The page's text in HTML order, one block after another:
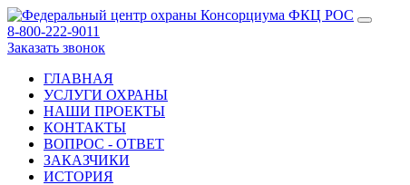
8-800-222-9011
Заказать звонок
ГЛАВНАЯ
УСЛУГИ ОХРАНЫ
НАШИ ПРОЕКТЫ
КОНТАКТЫ
ВОПРОС - ОТВЕТ
ЗАКАЗЧИКИ
ИСТОРИЯ